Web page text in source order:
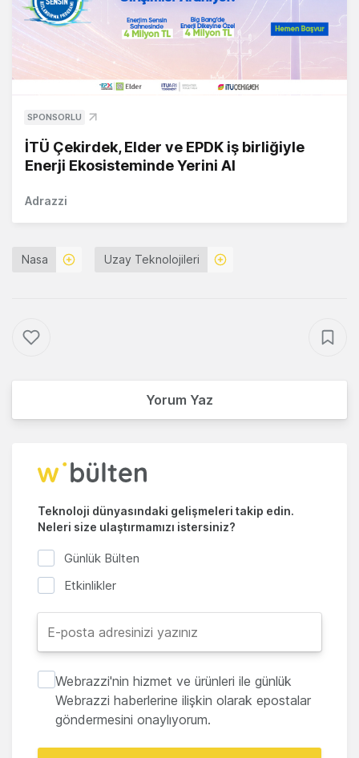
SPONSORLU
İTÜ Çekirdek, Elder ve EPDK iş birliğiyle
Enerji Ekosisteminde Yerini Al
Adrazzi
Nasa Uzay Teknolojileri
Yorum Yaz
Teknoloji dünyasındaki gelişmeleri takip edin.
Neleri size ulaştırmamızı istersiniz?
Günlük Bülten
Etkinlikler
Webrazzi'nin hizmet ve ürünleri ile günlük
Webrazzi haberlerine ilişkin olarak epostalar
göndermesini onaylıyorum.